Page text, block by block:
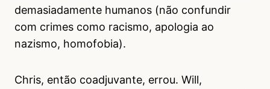
demasiadamente humanos (não confundir
com crimes como racismo, apologia ao
nazismo, homofobia).
Chris, então coadjuvante, errou. Will,